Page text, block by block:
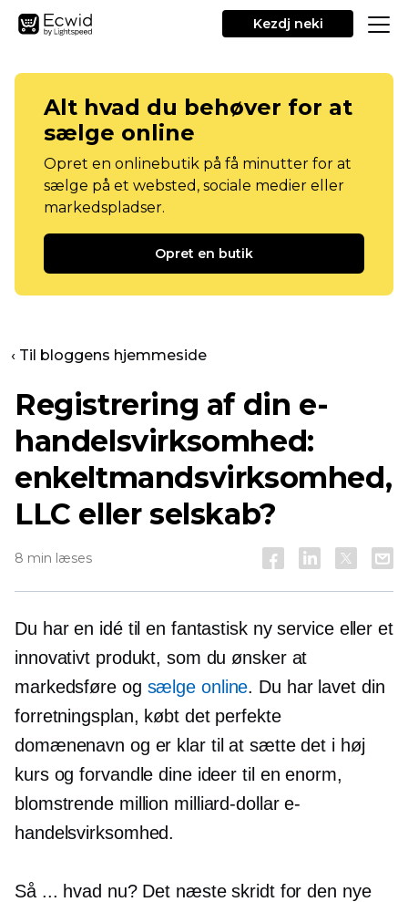
Kezdj neki
Alt hvad du behøver for at
sælge online
Opret en onlinebutik på få minutter for at
sælge på et websted, sociale medier eller
markedspladser.
Opret en butik
‹ Til bloggens hjemmeside
Registrering af din e-
handelsvirksomhed:
enkeltmandsvirksomhed,
LLC eller selskab?
8 min læses
Du har en idé til en fantastisk ny service eller et
innovativt produkt, som du ønsker at
markedsføre og sælge online. Du har lavet din
forretningsplan, købt det perfekte
domænenavn og er klar til at sætte det i høj
kurs og forvandle dine ideer til en enorm,
blomstrende million milliard-dollare-
handelsvirksomhed.
Så ... hvad nu? Det næste skridt for den nye